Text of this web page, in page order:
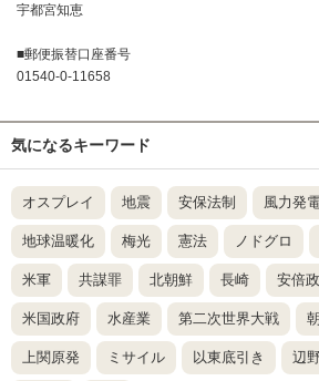
宇都宮知恵
■郵便振替口座番号
01540-0-11658
気になるキーワード
オスプレイ 地震 安保法制 風力発
地球温暖化 梅光 憲法 ノドグロ
米軍 共謀罪 北朝鮮 長崎 安倍
米国政府 水産業 第二次世界大戦
上関原発 ミサイル 以東底引き 辺